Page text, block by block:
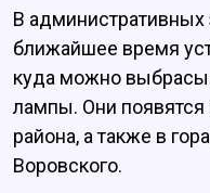
В административных
ближайшее время
куда можно
лампы. Они появятся
района, а также в
Воровского.